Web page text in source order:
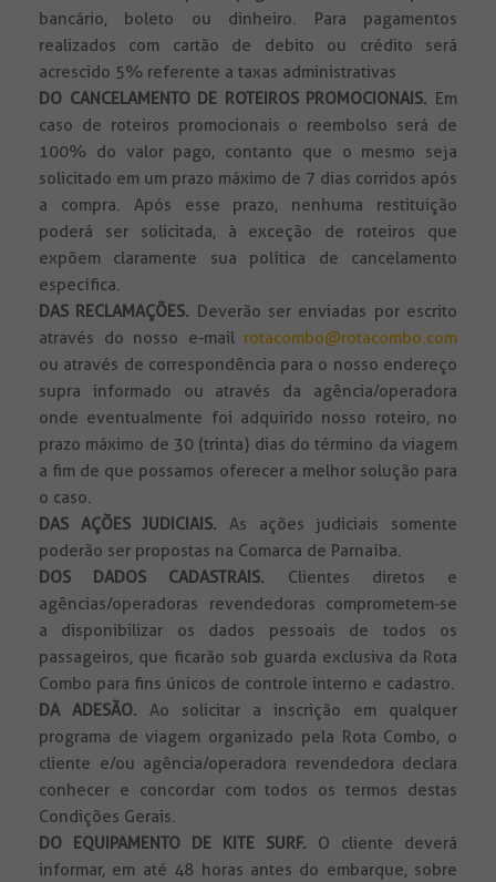
bancário, boleto ou dinheiro. Para pagamentos
realizados com cartão de debito ou crédito será
acrescido 5% referente a taxas administrativas
DO CANCELAMENTO DE ROTEIROS PROMOCIONAIS. Em
caso de roteiros promocionais o reembolso será de
100% do valor pago, contanto que o mesmo seja
solicitado em um prazo máximo de 7 dias corridos após
a compra. Após esse prazo, nenhuma restituição
poderá ser solicitada, à exceção de roteiros que
expõem claramente sua política de cancelamento
específica.
DAS RECLAMAÇÕES. Deverão ser enviadas por escrito
através do nosso e-mail rotacombo@rotacombo.com
ou através de correspondência para o nosso endereço
supra informado ou através da agência/operadora
onde eventualmente foi adquirido nosso roteiro, no
prazo máximo de 30 (trinta) dias do término da viagem
a fim de que possamos oferecer a melhor solução para
o caso.
DAS AÇÕES JUDICIAIS. As ações judiciais somente
poderão ser propostas na Comarca de Parnaíba.
DOS DADOS CADASTRAIS. Clientes diretos e
agências/operadoras revendedoras comprometem-se
a disponibilizar os dados pessoais de todos os
passageiros, que ficarão sob guarda exclusiva da Rota
Combo para fins únicos de controle interno e cadastro.
DA ADESÃO. Ao solicitar a inscrição em qualquer
programa de viagem organizado pela Rota Combo, o
cliente e/ou agência/operadora revendedora declara
conhecer e concordar com todos os termos destas
Condições Gerais.
DO EQUIPAMENTO DE KITE SURF. O cliente deverá
informar, em até 48 horas antes do embarque, sobre